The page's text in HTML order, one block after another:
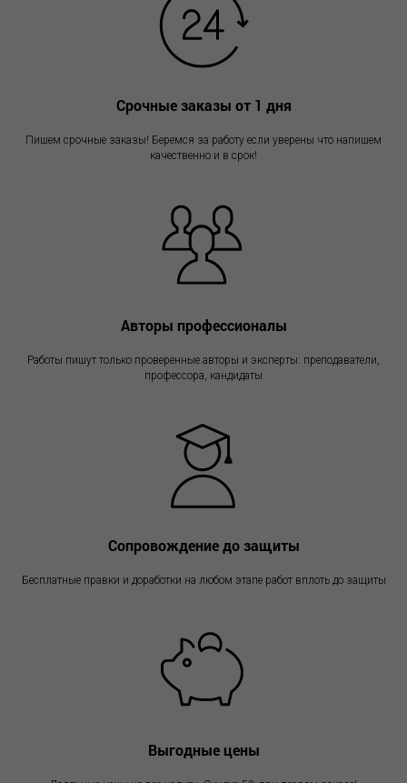
Срочные заказы от 1 дня
Пишем срочные заказы! Беремся за работу если уверены что напишем
качественно и в срок!
Авторы профессионалы
Работы пишут только проверенные авторы и эксперты: преподаватели,
профессора, кандидаты
Сопровождение до защиты
Бесплатные правки и доработки на любом этапе работ вплоть до защиты
Выгодные цены